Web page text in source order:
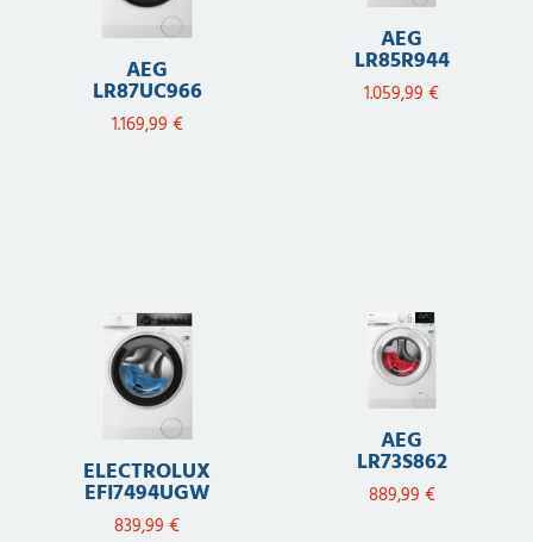
AEG
LR87UC966
1.169,99 €
AEG
LR85R944
1.059,99 €
ELECTROLUX
EFI7494UGW
839,99 €
AEG
LR73S862
889,99 €